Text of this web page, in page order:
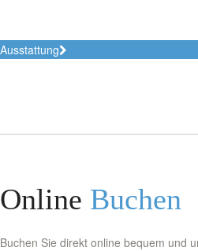
Ausstattung
Online Buchen
Buchen Sie direkt online bequem und